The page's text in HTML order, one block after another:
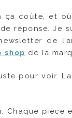
ça coûte, et
réponse. Je
de
shop de la
pour voir.
Chaque pièce